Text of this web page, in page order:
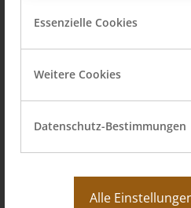
Essenzielle Cookies
Weitere Cookies
Datenschutz-Bestimmungen
Alle